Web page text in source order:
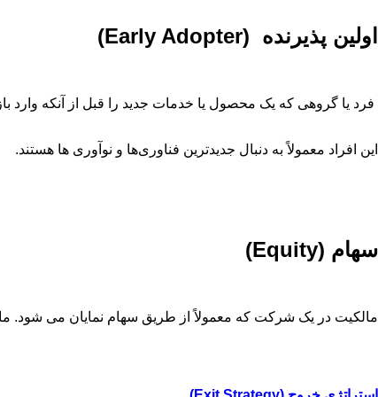
اولین پذیرنده (Early Adopter)
فرد یا گروهی که یک محصول یا خدمات جدید را قبل از آنکه وارد
این افراد معمولاً به‌ دنبال جدیدترین فناوری‌ها و نوآوری ‌ها هستند.
سهام (Equity)
مالکیت در یک شرکت که معمولاً از طریق سهام نمایان می